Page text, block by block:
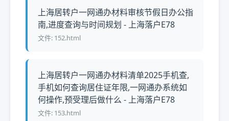
上海居转户一网通办材料审核节假日办公指
南,进度查询与时间规划 - 上海落户E78
文件: 152.html
上海居转户一网通办材料清单2025手机查,
手机如何查询居住证年限,一网通办系统如
何操作,预受理后做什么 - 上海落户E78
文件: 153.html